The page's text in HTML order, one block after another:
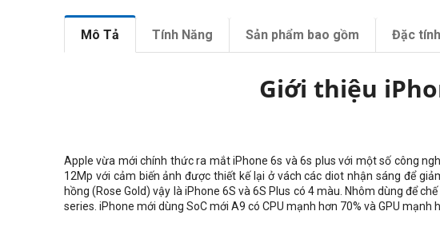
Mô Tả Tính Năng Sản phẩm bao gồm Đặc
Giới thiệu
Apple vừa mới chính thức ra mắt iPhone 6s và 6s plus với một số công
12Mp với cảm biến ảnh được thiết kế lại ở vách các diot nhận sáng để
hồng (Rose Gold) vậy là iPhone 6S và 6S Plus có 4 màu. Nhôm dùng để
series. iPhone mới dùng SoC mới A9 có CPU mạnh hơn 70% và GPU